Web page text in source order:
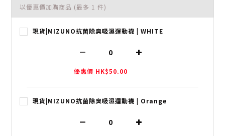
以優惠價加購商品 (最多 1 件)
現貨|MIZUNO抗菌除臭吸濕運動襪 | WHITE
優惠價 HK$50.00
現貨|MIZUNO抗菌除臭吸濕運動襪 | Orange